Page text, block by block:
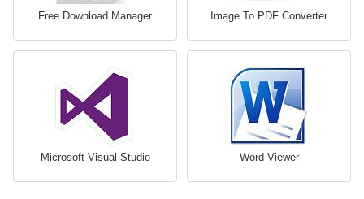
Free Download Manager Image To PDF Converter
Microsoft Visual Studio Word Viewer